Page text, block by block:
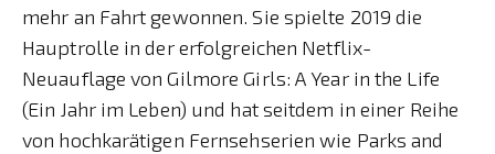
mehr an Fahrt gewonnen. Sie spielte 2019 die
Hauptrolle in der erfolgreichen Netflix-
Neuauflage von Gilmore Girls: A Year in the Life
(Ein Jahr im Leben) und hat seitdem in einer Reihe
von hochkarätigen Fernsehserien wie Parks and